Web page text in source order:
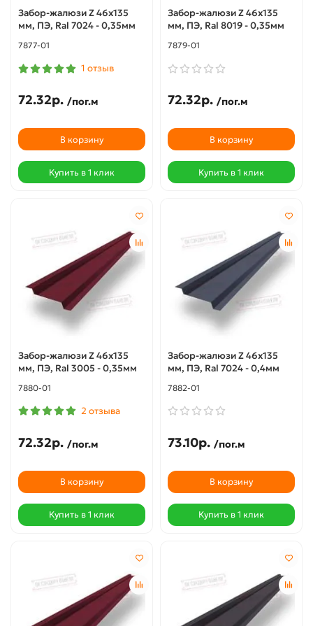
Забор-жалюзи Z 46х135
мм, ПЭ, Ral 7024 - 0,35мм
7877-01
1 отзыв
72.32р. /пог.м
В корзину
Купить в 1 клик
Забор-жалюзи Z 46х135
мм, ПЭ, Ral 8019 - 0,35мм
7879-01
72.32р. /пог.м
В корзину
Купить в 1 клик
Забор-жалюзи Z 46х135
мм, ПЭ, Ral 3005 - 0,35мм
7880-01
2 отзыва
72.32р. /пог.м
В корзину
Купить в 1 клик
Забор-жалюзи Z 46х135
мм, ПЭ, Ral 7024 - 0,4мм
7882-01
73.10р. /пог.м
В корзину
Купить в 1 клик